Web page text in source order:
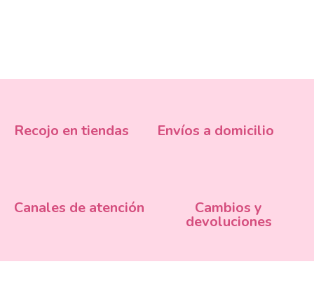
Recojo en tiendas Envíos a domicilio
Canales de atención Cambios y
devoluciones